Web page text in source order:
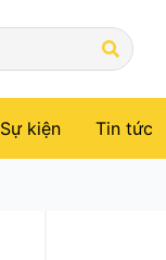
Sự kiện Tin tức